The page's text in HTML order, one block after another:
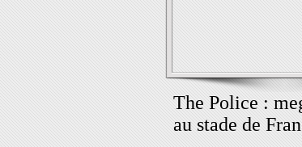
The Police :
au stade de